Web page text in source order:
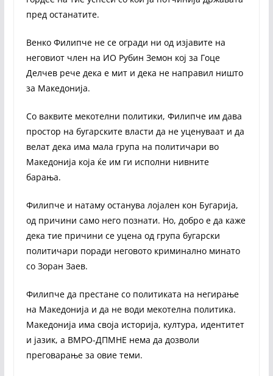
пред останатите.
Венко Филипче не се огради ни од изјавите на
неговиот член на ИО Рубин Земон кој за Гоце
Делчев рече дека е мит и дека не направил ништо
за Македонија.
Со ваквите мекотелни политики, Филипче им дава
простор на бугарските власти да не уценуваат и да
велат дека има мала група на политичари во
Македонија која ќе им ги исполни нивните
барања.
Филипче и натаму останува лојален кон Бугарија,
од причини само него познати. Но, добро е да каже
дека тие причини се уцена од група бугарски
политичари поради неговото криминално минато
со Зоран Заев.
Филипче да престане со политиката на негирање
на Македонија и да не води мекотелна политика.
Македонија има своја историја, култура, идентитет
и јазик, а ВМРО-ДПМНЕ нема да дозволи
преговарање за овие теми.